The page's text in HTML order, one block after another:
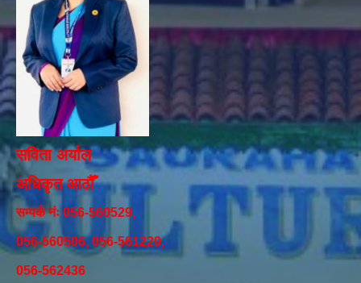
सविता अर्याल
अधिकृत आठौँ
सम्पर्क नंः 056-560529,
056-560506, 056-561229,
056-562436